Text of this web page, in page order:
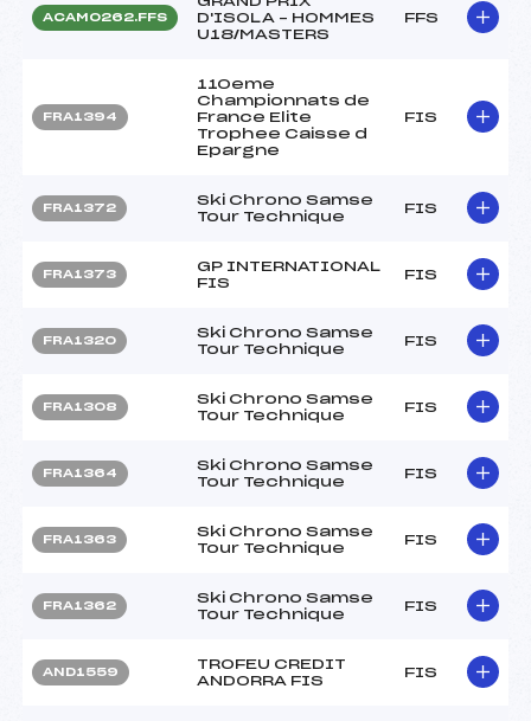
ACAM0262.FFS
D'ISOLA – HOMMES
U18/MASTERS
FFS
FRA1394
110eme
Championnats de
France Elite
Trophee Caisse d
Epargne
FIS
FRA1372
Ski Chrono Samse
Tour Technique
FIS
FRA1373
GP INTERNATIONAL
FIS
FIS
FRA1320
Ski Chrono Samse
Tour Technique
FIS
FRA1308
Ski Chrono Samse
Tour Technique
FIS
FRA1364
Ski Chrono Samse
Tour Technique
FIS
FRA1363
Ski Chrono Samse
Tour Technique
FIS
FRA1362
Ski Chrono Samse
Tour Technique
FIS
AND1559
TROFEU CREDIT
ANDORRA FIS
FIS